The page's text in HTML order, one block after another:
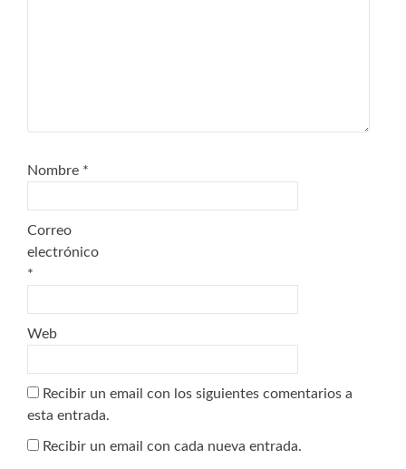
Nombre *
Correo
electrónico
*
Web
Recibir un email con los siguientes comentarios a
esta entrada.
Recibir un email con cada nueva entrada.